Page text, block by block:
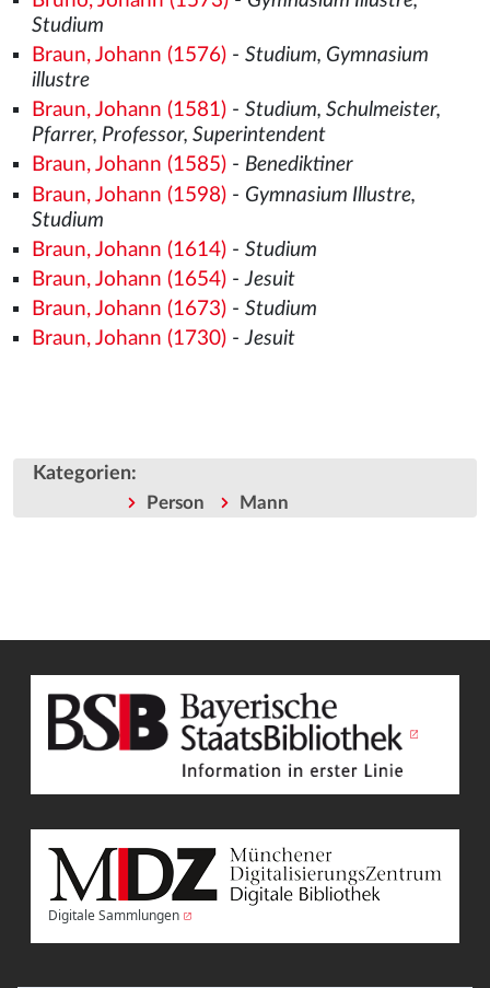
Studium
Braun, Johann (1576)- Studium, Gymnasium
illustre
Braun, Johann (1581)- Studium, Schulmeister,
Pfarrer, Professor, Superintendent
Braun, Johann (1585)- Benediktiner
Braun, Johann (1598)- Gymnasium Illustre,
Studium
Braun, Johann (1614)- Studium
Braun, Johann (1654)- Jesuit
Braun, Johann (1673)- Studium
Braun, Johann (1730)- Jesuit
Kategorien:
Person Mann
Digitale Sammlungen